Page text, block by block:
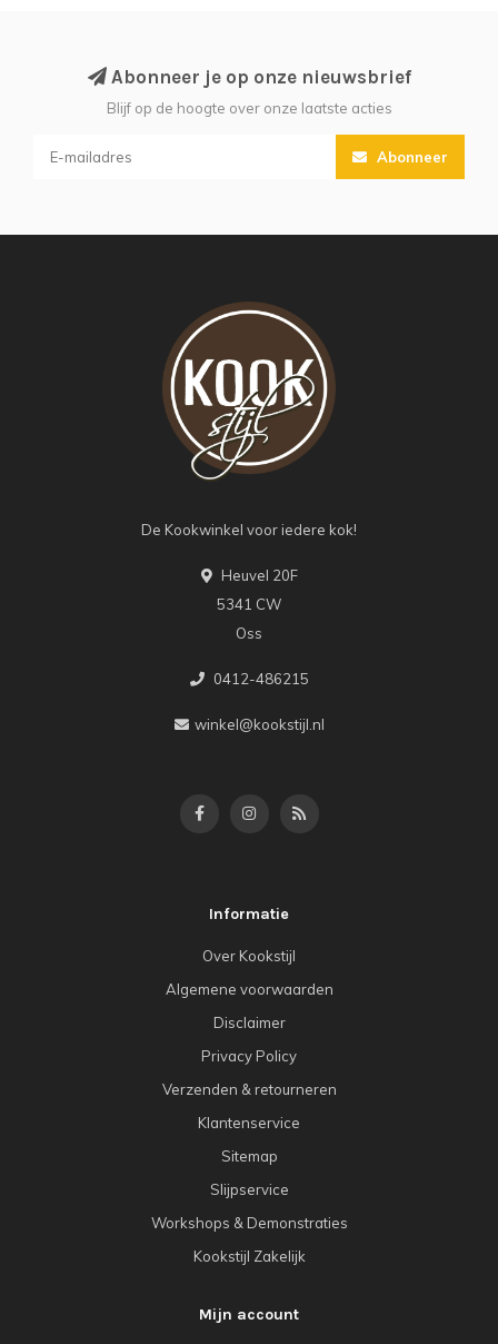
Abonneer je op onze nieuwsbrief
Blijf op de hoogte over onze laatste acties
Abonneer
De Kookwinkel voor iedere kok!
Heuvel 20F
5341 CW
Oss
0412-486215
winkel@kookstijl.nl
Informatie
Over Kookstijl
Algemene voorwaarden
Disclaimer
Privacy Policy
Verzenden & retourneren
Klantenservice
Sitemap
Slijpservice
Workshops & Demonstraties
Kookstijl Zakelijk
Mijn account